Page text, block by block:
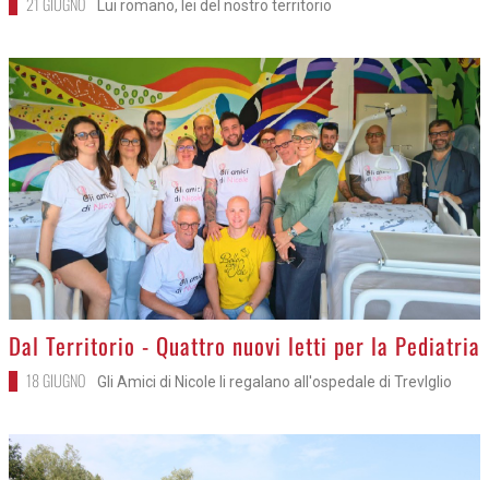
>
Crema - Da un matrimonio all'altro
21 GIUGNO Lui romano, lei del nostro territorio